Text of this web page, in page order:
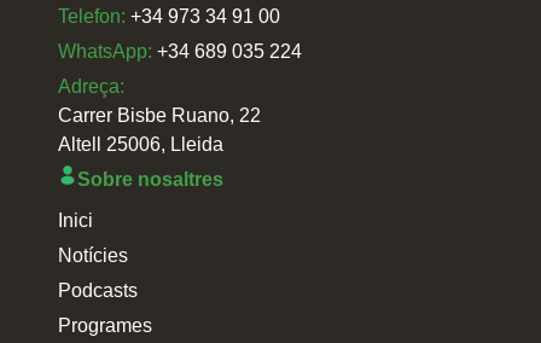
Telefon: +34 973 34 91 00
WhatsApp: +34 689 035 224
Adreça:
Carrer Bisbe Ruano, 22
Altell 25006, Lleida
Sobre nosaltres
Inici
Notícies
Podcasts
Programes